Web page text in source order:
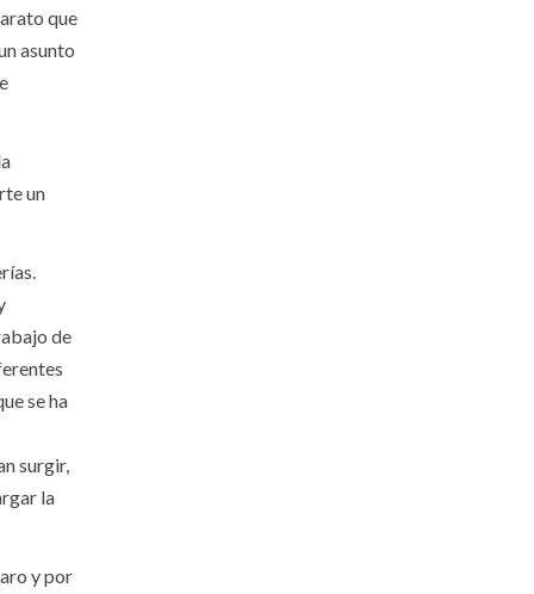
que
asunto
un
de
se ha
surgir,
la
y por